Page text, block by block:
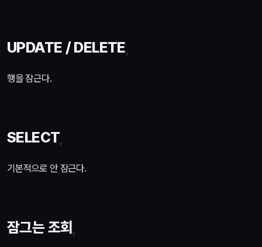
UPDATE / DELETE
행을 잠근다.
SELECT
기본적으로 안 잠근다.
잠그는 조회